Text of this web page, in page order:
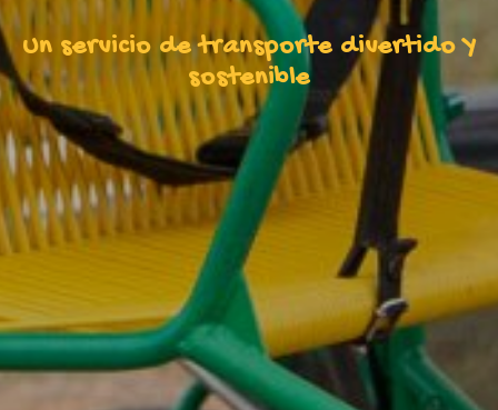
Un servicio de transporte divertido Y
sostenible